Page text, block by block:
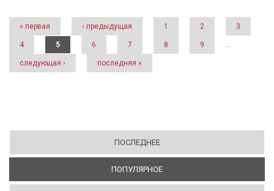
Страницы
« первая ‹ предыдущая 1 2 3
4 5 6 7 8 9 …
следующая › последняя »
ПОСЛЕДНЕЕ
ПОПУЛЯРНОЕ